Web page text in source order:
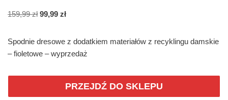
159,99zł 99,99 zł
Spodnie dresowe z dodatkiem materiałów z recyklingu damskie
– fioletowe – wyprzedaż
PRZEJDŹ DO SKLEPU